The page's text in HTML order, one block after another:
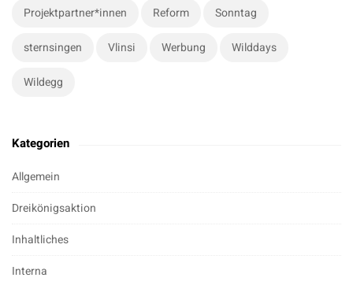
Projektpartner*innen Reform Sonntag
sternsingen Vlinsi Werbung Wilddays
Wildegg
Kategorien
Allgemein
Dreikönigsaktion
Inhaltliches
Interna